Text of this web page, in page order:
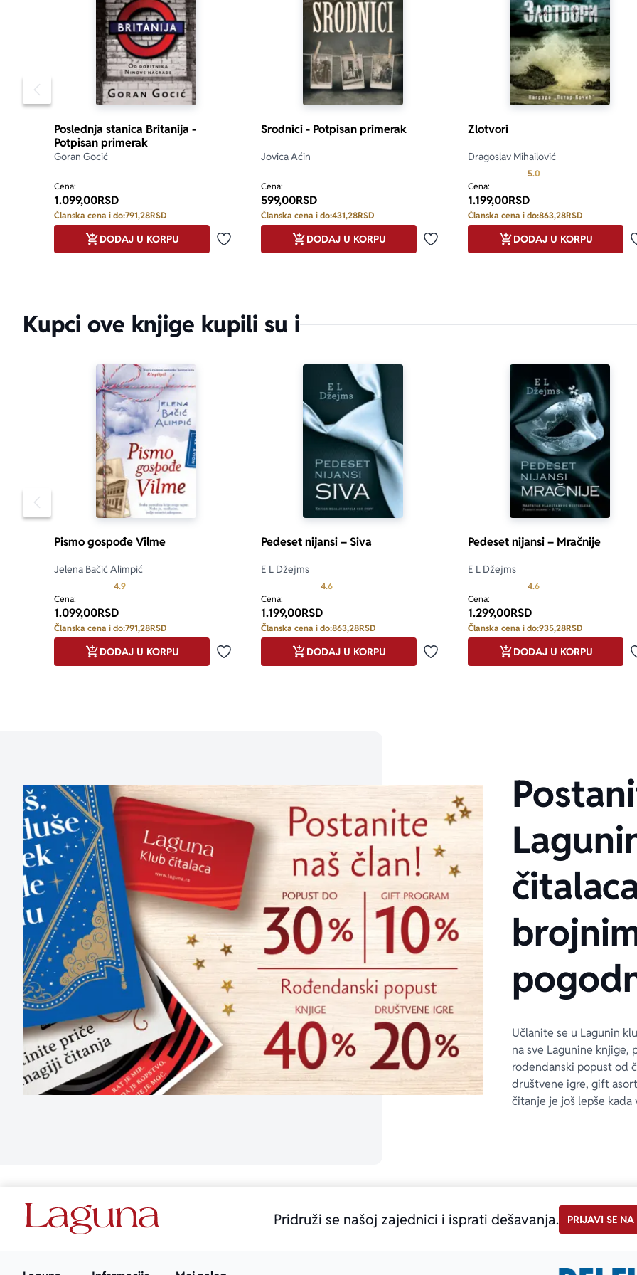
Pomeranje sadržaja slajdera u levo
Poslednja stanica Britanija -
Potpisan primerak
Goran Gocić
Cena:
1.099,00RSD
Članska cena i do:791,28RSD
Dodaj u omiljene
DODAJ U KORPU
Srodnici - Potpisan primerak
Jovica Aćin
Cena:
599,00RSD
Članska cena i do:431,28RSD
Dodaj u omiljene
DODAJ U KORPU
Zlotvori
Dragoslav Mihailović
5.0
Cena:
1.199,00RSD
Članska cena i do:863,28RSD
DODAJ U KORPU
Kupci ove knjige kupili su i
Pomeranje sadržaja slajdera u levo
Pismo gospođe Vilme
Jelena Bačić Alimpić
4.9Prosecna ocena je 4.9 od 5
Cena:
1.099,00RSD
Članska cena i do:791,28RSD
Dodaj u omiljene
DODAJ U KORPU
Pedeset nijansi – Siva
E L Džejms
4.6Prosecna ocena je 4.6 od 5
Cena:
1.199,00RSD
Članska cena i do:863,28RSD
Dodaj u omiljene
DODAJ U KORPU
Pedeset nijansi – Mračnije
E L Džejms
4.6Prosecna ocena je 4.6 od
Cena:
1.299,00RSD
Članska cena i do:935,28RSD
DODAJ U KORPU
Učlanite se u Lagunin
na sve Lagunine knjige,
rođendanski popust od
društvene igre, gift
čitanje je još lepše kada
Pridruži se našoj zajednici i isprati dešavanja. PRIJAVI SE NA